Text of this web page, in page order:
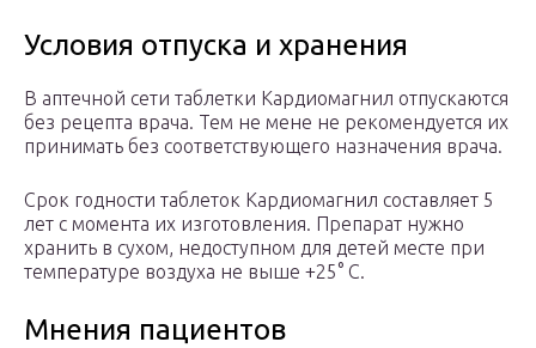
Условия отпуска и хранения
В аптечной сети таблетки Кардиомагнил отпускаются
без рецепта врача. Тем не мене не рекомендуется их
принимать без соответствующего назначения врача.
Срок годности таблеток Кардиомагнил составляет 5
лет с момента их изготовления. Препарат нужно
хранить в сухом, недоступном для детей месте при
температуре воздуха не выше +25° С.
Мнения пациентов